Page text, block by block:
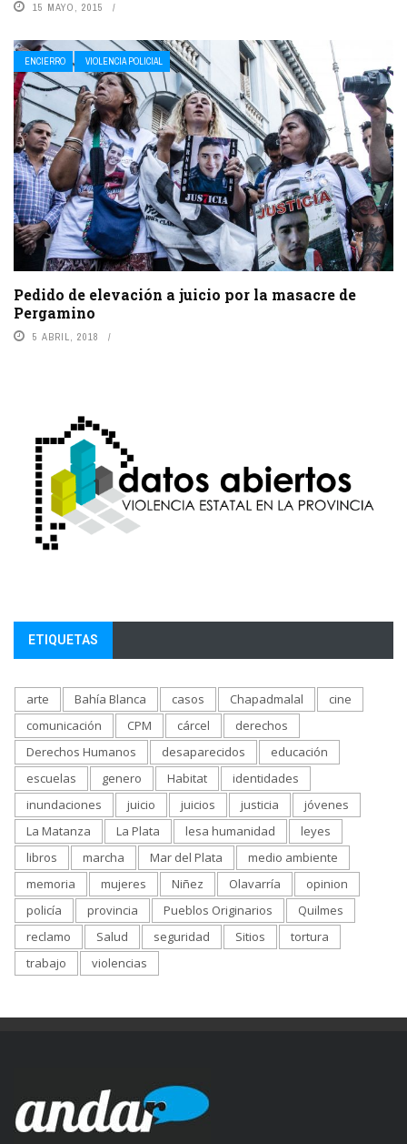
15 MAYO, 2015
ENCIERRO VIOLENCIA POLICIAL
Pedido de elevación a juicio por la masacre de
Pergamino
5 ABRIL, 2018
ETIQUETAS
arte Bahía Blanca casos Chapadmalal
cine
comunicación
CPM cárcel
derechos
Derechos Humanos
desaparecidos
educación
escuelas
genero Habitat
identidades
inundaciones
juicio juicios justicia
jóvenes
La Matanza
La Plata lesa humanidad
leyes
libros
marcha Mar del Plata
medio ambiente
memoria
mujeres Niñez Olavarría
opinion
policía
provincia Pueblos Originarios
Quilmes
reclamo
Salud seguridad Sitios
tortura
trabajo
violencias